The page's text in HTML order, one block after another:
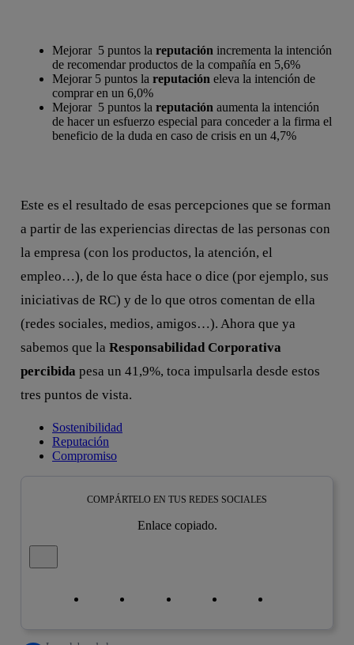
Mejorar 5 puntos la reputación incrementa la intención
de recomendar productos de la compañía en 5,6%
Mejorar 5 puntos la reputación eleva la intención de
comprar en un 6,0%
Mejorar 5 puntos la reputación aumenta la intención
de hacer un esfuerzo especial para conceder a la firma el
beneficio de la duda en caso de crisis en un 4,7%
Este es el resultado de esas percepciones que se forman
a partir de las experiencias directas de las personas con
la empresa (con los productos, la atención, el
empleo…), de lo que ésta hace o dice (por ejemplo, sus
iniciativas de RC) y de lo que otros comentan de ella
(redes sociales, medios, amigos…). Ahora que ya
sabemos que la Responsabilidad Corporativa
percibida pesa un 41,9%, toca impulsarla desde estos
tres puntos de vista.
Sostenibilidad
Reputación
Compromiso
COMPÁRTELO EN TUS REDES SOCIALES
Enlace copiado.